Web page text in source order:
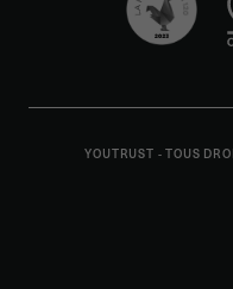
YOUTRUST - TOUS